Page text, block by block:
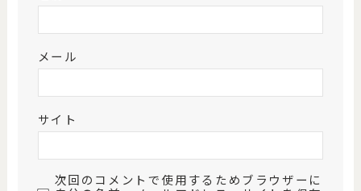
メール
サイト
次回のコメントで使用するためブラウザーに